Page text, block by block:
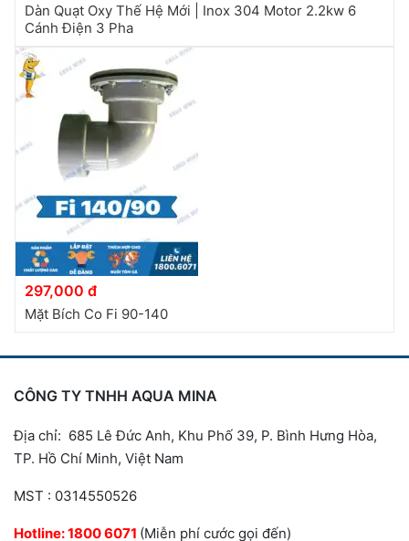
Dàn Quạt Oxy Thế Hệ Mới | Inox 304 Motor 2.2kw 6
Cánh Điện 3 Pha
297,000 đ
Mặt Bích Co Fi 90-140
CÔNG TY TNHH AQUA MINA
Địa chỉ: 685 Lê Đức Anh, Khu Phố 39, P. Bình Hưng Hòa,
TP. Hồ Chí Minh, Việt Nam
MST : 0314550526
Hotline:1800 6071 (Miễn phí cước gọi đến)